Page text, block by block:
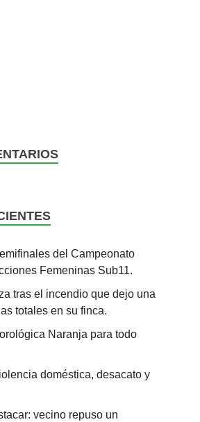
del Campeonato
Femeninas Sub11.
tras el incendio que dejo una
totales en su finca.
Naranja para todo
doméstica, desacato y
vecino repuso un